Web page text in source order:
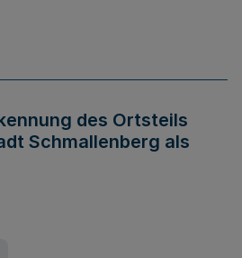
des Ortsteils
Schmallenberg als